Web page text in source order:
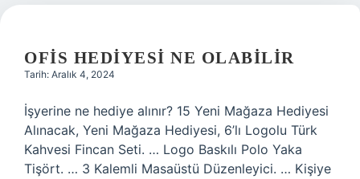
OFIS HEDIYESI NE OLABILIR
Tarih: Aralık 4, 2024
İşyerine ne hediye alınır? 15 Yeni Mağaza Hediyesi
Alınacak, Yeni Mağaza Hediyesi, 6’lı Logolu Türk
Kahvesi Fincan Seti. … Logo Baskılı Polo Yaka
Tişört. … 3 Kalemli Masaüstü Düzenleyici. … Kişiye